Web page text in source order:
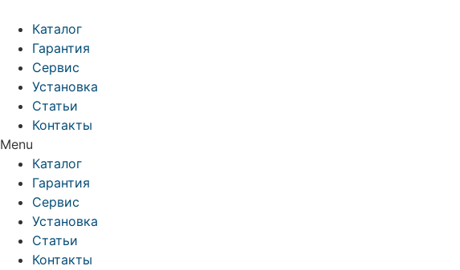
содержимому
Каталог
Гарантия
Сервис
Установка
Статьи
Контакты
Menu
Каталог
Гарантия
Сервис
Установка
Статьи
Контакты